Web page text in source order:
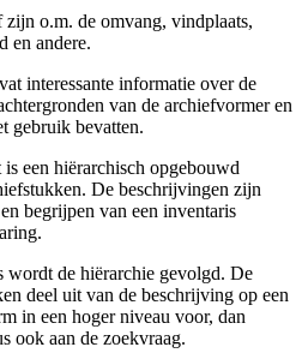
o.m. de omvang, vindplaats,
en andere.
interessante informatie over de
van de archiefvormer en
gebruik bevatten.
een hiërarchisch opgebouwd
De beschrijvingen zijn
begrijpen van een inventaris
wordt de hiërarchie gevolgd. De
deel uit van de beschrijving op een
in een hoger niveau voor, dan
ook aan de zoekvraag.